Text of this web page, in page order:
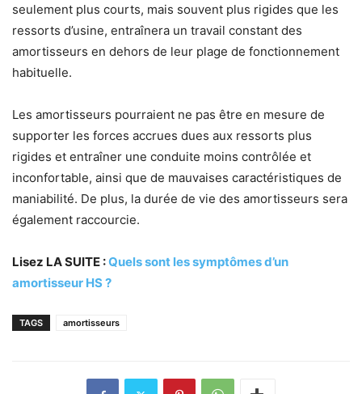
seulement plus courts, mais souvent plus rigides que les
ressorts d’usine, entraînera un travail constant des
amortisseurs en dehors de leur plage de fonctionnement
habituelle.
Les amortisseurs pourraient ne pas être en mesure de
supporter les forces accrues dues aux ressorts plus
rigides et entraîner une conduite moins contrôlée et
inconfortable, ainsi que de mauvaises caractéristiques de
maniabilité. De plus, la durée de vie des amortisseurs sera
également raccourcie.
Lisez LA SUITE :Quels sont les symptômes d’un
amortisseur HS ?
TAGS amortisseurs